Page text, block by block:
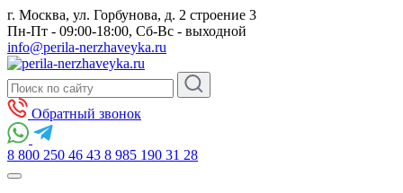
г. Москва, ул. Горбунова, д. 2 строение 3
Пн-Пт - 09:00-18:00, Сб-Вс - выходной
info@perila-nerzhaveyka.ru
Обратный звонок
8 800 250 46 43 8 985 190 31 28